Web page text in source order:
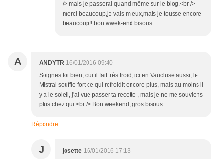
/> mais je passerai quand même sur le blog.<br />
merci beaucoup,je vais mieux,mais je tousse encore
beaucoup!! bon wwek-end.bisous
A ANDYTR 16/01/2016 09:40
Soignes toi bien, oui il fait très froid, ici en Vaucluse aussi, le
Mistral souffle fort ce qui refroidit encore plus, mais au moins il
y a le soleil, j'ai vue passer ta recette , mais je ne me souviens
plus chez qui.<br /> Bon weekend, gros bisous
Répondre
J josette 16/01/2016 17:13